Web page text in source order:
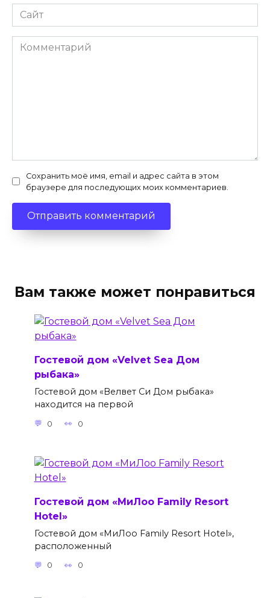
Сайт
Комментарий
Сохранить моё имя, email и адрес сайта в этом
браузере для последующих моих комментариев.
Вам также может понравиться
Гостевой дом «Velvet Sea Дом
рыбака»
Гостевой дом «Велвет Си Дом рыбака»
находится на первой
0 0
Гостевой дом «МиЛоо Family Resort
Hotel»
Гостевой дом «МиЛоо Family Resort Hotel»,
расположенный
0 0